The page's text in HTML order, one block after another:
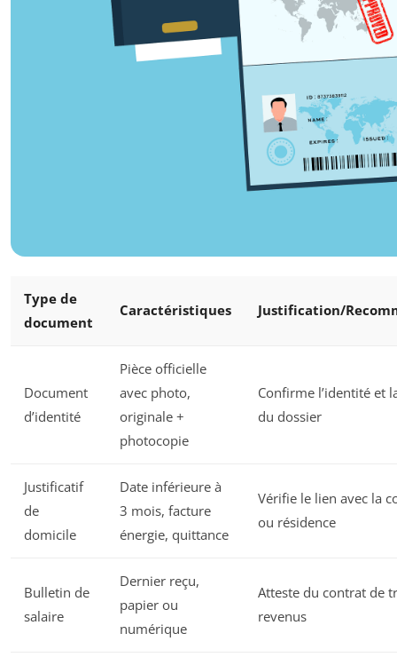
Type de
document
Caractéristiques Justification/
Document
d’identité
Pièce officielle
avec photo,
originale +
photocopie
Confirme l’identité et
du dossier
Justificatif
de
domicile
Date inférieure à
3 mois, facture
énergie, quittance
Vérifie le lien avec la
ou résidence
Bulletin de
salaire
Dernier reçu,
papier ou
numérique
Atteste du contrat de
revenus